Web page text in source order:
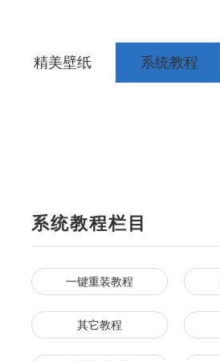
精美壁纸 系统教程
系统教程栏目
一键重装教程
其它教程